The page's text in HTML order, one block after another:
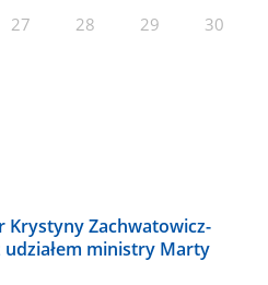
27 28 29 30
Krystyny Zachwatowicz-
udziałem ministry Marty